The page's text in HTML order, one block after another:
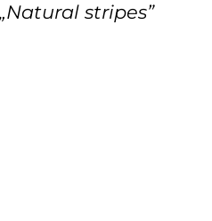
stripes”